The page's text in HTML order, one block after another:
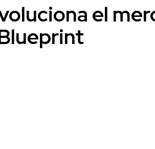
el